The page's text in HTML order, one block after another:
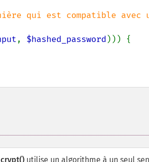
qui est compatible avec
, $hashed_password ))) {
crypt() utilise un algorithme à un seul